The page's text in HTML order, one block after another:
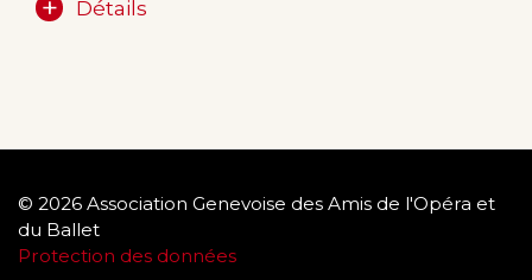
Détails
© 2026 Association Genevoise des Amis de l'Opéra et
du Ballet
Protection des données